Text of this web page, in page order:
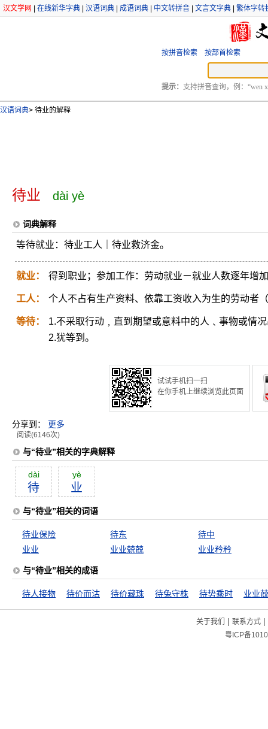
汉文学网 在线新华字典 汉语词典 成语词典 中文转拼音 文言文字典 繁体字转
按拼音检索 按部首检索
提示： 支持拼音查询，例：“wen
汉语词典> 待业的解释
待业 dài yè
词典解释
等待就业：待业工人｜待业救济金。
就业： 得到职业；参加工作：劳动就业ㄧ就业人数逐年增
工人： 个人不占有生产资料、依靠工资收入为生的劳动者
等待：
1.不采取行动﹐直到期望或意料中的人﹑事物或情
2.犹等到。
试试手机扫一扫
在你手机上继续浏览此页面
分享到： 更多
阅读(6146次)
与“待业”相关的字典解释
dài
待
yè
业
与“待业”相关的词语
待业保险 待东
待中
业业
业业兢兢 业业矜矜
与“待业”相关的成语
待人接物 待价而沽 待价藏珠 待兔守株 待势乘时 业业
关于我们 | 联系方式|
粤ICP备